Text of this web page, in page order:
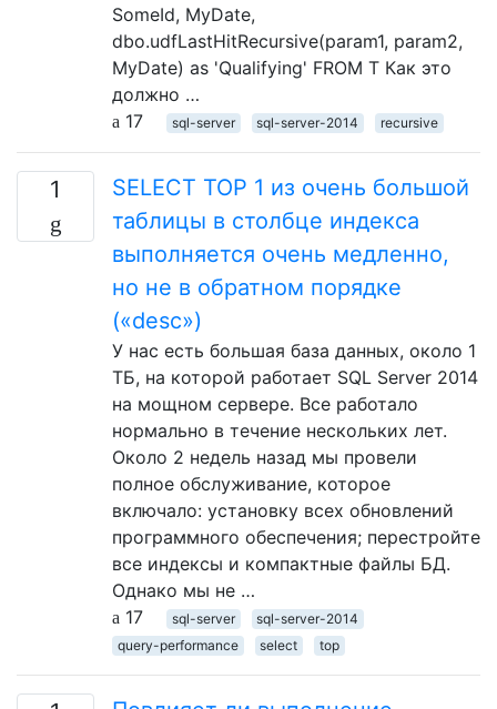
SomeId, MyDate,
dbo.udfLastHitRecursive(param1, param2,
MyDate) as 'Qualifying' FROM T Как это
должно …
17
sql-server sql-server-2014 recursive
1
SELECT TOP 1 из очень большой
таблицы в столбце индекса
выполняется очень медленно,
но не в обратном порядке
(«desc»)
У нас есть большая база данных, около 1
ТБ, на которой работает SQL Server 2014
на мощном сервере. Все работало
нормально в течение нескольких лет.
Около 2 недель назад мы провели
полное обслуживание, которое
включало: установку всех обновлений
программного обеспечения; перестройте
все индексы и компактные файлы БД.
Однако мы не …
17
sql-server
sql-server-2014
query-performance
select top